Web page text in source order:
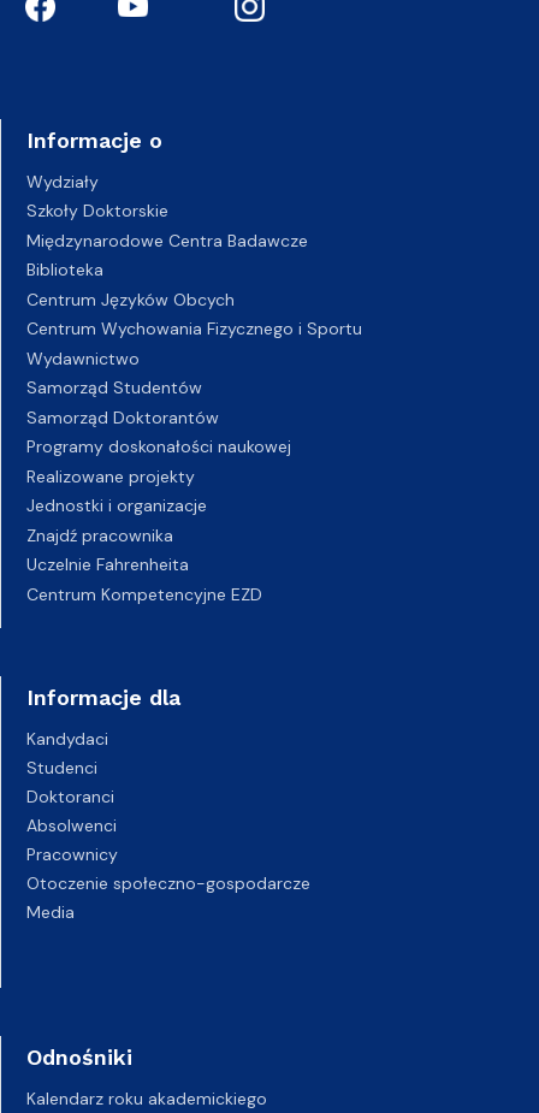
Informacje o
Wydziały
Szkoły Doktorskie
Międzynarodowe Centra Badawcze
Biblioteka
Centrum Języków Obcych
Centrum Wychowania Fizycznego i Sportu
Wydawnictwo
Samorząd Studentów
Samorząd Doktorantów
Programy doskonałości naukowej
Realizowane projekty
Jednostki i organizacje
Znajdź pracownika
Uczelnie Fahrenheita
Centrum Kompetencyjne EZD
Informacje dla
Kandydaci
Studenci
Doktoranci
Absolwenci
Pracownicy
Otoczenie społeczno-gospodarcze
Media
Odnośniki
Kalendarz roku akademickiego